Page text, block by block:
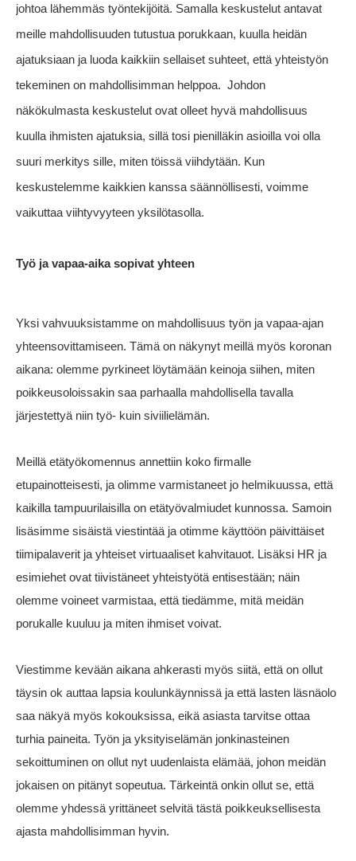
johtoa lähemmäs työntekijöitä. Samalla keskustelut antavat
meille mahdollisuuden tutustua porukkaan, kuulla heidän
ajatuksiaan ja luoda kaikkiin sellaiset suhteet, että yhteistyön
tekeminen on mahdollisimman helppoa. Johdon
näkökulmasta keskustelut ovat olleet hyvä mahdollisuus
kuulla ihmisten ajatuksia, sillä tosi pienilläkin asioilla voi olla
suuri merkitys sille, miten töissä viihdytään. Kun
keskustelemme kaikkien kanssa säännöllisesti, voimme
vaikuttaa viihtyvyyteen yksilötasolla.
Työ ja vapaa-aika sopivat yhteen
Yksi vahvuuksistamme on mahdollisuus työn ja vapaa-ajan
yhteensovittamiseen. Tämä on näkynyt meillä myös koronan
aikana: olemme pyrkineet löytämään keinoja siihen, miten
poikkeusoloissakin saa parhaalla mahdollisella tavalla
järjestettyä niin työ- kuin siviilielämän.
Meillä etätyökomennus annettiin koko firmalle
etupainotteisesti, ja olimme varmistaneet jo helmikuussa, että
kaikilla tampuurilaisilla on etätyövalmiudet kunnossa. Samoin
lisäsimme sisäistä viestintää ja otimme käyttöön päivittäiset
tiimipalaverit ja yhteiset virtuaaliset kahvitauot. Lisäksi HR ja
esimiehet ovat tiivistäneet yhteistyötä entisestään; näin
olemme voineet varmistaa, että tiedämme, mitä meidän
porukalle kuuluu ja miten ihmiset voivat.
Viestimme kevään aikana ahkerasti myös siitä, että on ollut
täysin ok auttaa lapsia koulunkäynnissä ja että lasten läsnäolo
saa näkyä myös kokouksissa, eikä asiasta tarvitse ottaa
turhia paineita. Työn ja yksityiselämän jonkinasteinen
sekoittuminen on ollut nyt uudenlaista elämää, johon meidän
jokaisen on pitänyt sopeutua. Tärkeintä onkin ollut se, että
olemme yhdessä yrittäneet selvitä tästä poikkeuksellisesta
ajasta mahdollisimman hyvin.